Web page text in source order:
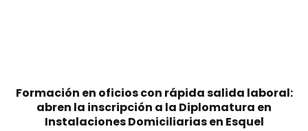
Formación en oficios con rápida salida laboral:
abren la inscripción a la Diplomatura en
Instalaciones Domiciliarias en Esquel